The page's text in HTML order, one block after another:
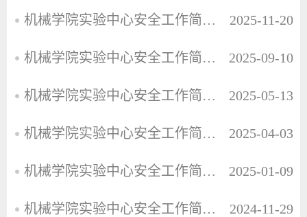
机械学院实验中心安全工作简报2025年第5期（总第33期） 2025-11-20
机械学院实验中心安全工作简报2025年第4期（总第32期） 2025-09-10
机械学院实验中心安全工作简报2025年第3期（总第31期） 2025-05-13
机械学院实验中心安全工作简报2025年第2期（总第30期） 2025-04-03
机械学院实验中心安全工作简报2025年第1期（总第29期） 2025-01-09
机械学院实验中心安全工作简报2024年第7期（总第28期） 2024-11-29